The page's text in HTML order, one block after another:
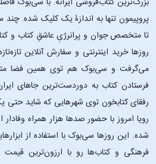
تا متخصص جوان و پرانرژیِ عاشقِ کتاب و
روزها خرید اینترنتی و سفارش آنلاین
می‌گرفت و سی‌بوک هم توی همین فضا
فرستادن کتاب به دوردست‌ترین جاهای
رفقای کتابخون توی شهرهایی که شاید
رویا امروز با حضور صدها هزار همراه
شده. این ‌روزها سی‌بوک با استفاده از
فرهنگی و کتاب‌ها رو با ارزون‌ترین